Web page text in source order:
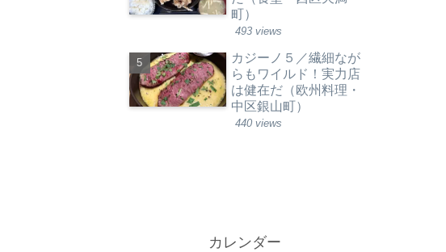
町）
493 views
カジーノ５／繊細なが
らもワイルド！実力店
は健在だ（欧州料理・
中区銀山町）
440 views
カレンダー